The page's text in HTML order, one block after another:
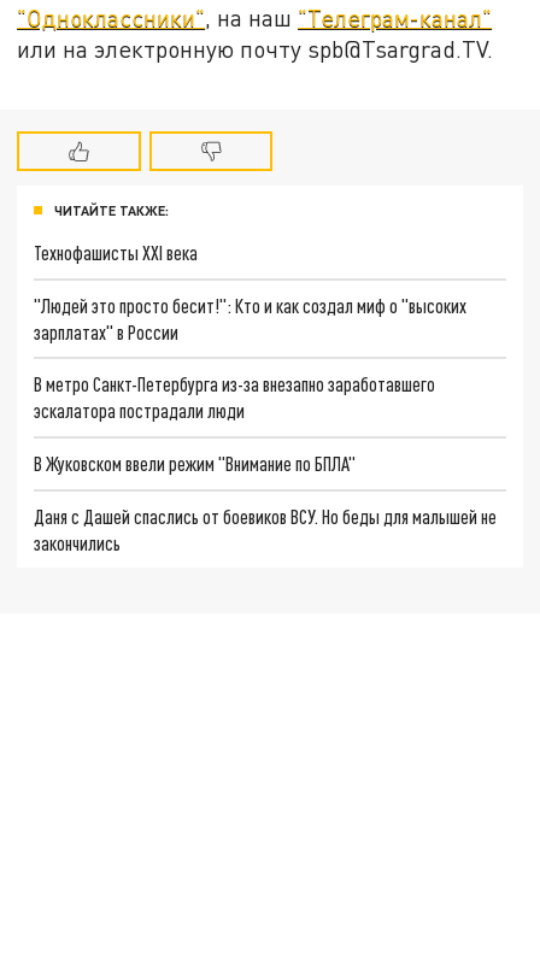
"Одноклассники", на наш "Телеграм-канал"
или на электронную почту spb@Tsargrad.TV.
ЧИТАЙТЕ ТАКЖЕ:
Технофашисты XXI века
"Людей это просто бесит!": Кто и как создал миф о "высоких
зарплатах" в России
В метро Санкт-Петербурга из-за внезапно заработавшего
эскалатора пострадали люди
В Жуковском ввели режим "Внимание по БПЛА"
Даня с Дашей спаслись от боевиков ВСУ. Но беды для малышей не
закончились